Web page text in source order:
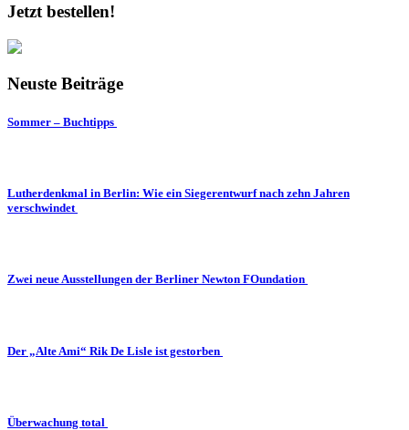
Jetzt bestellen!
Neuste Beiträge
Sommer – Buchtipps
Lutherdenkmal in Berlin: Wie ein Siegerentwurf nach zehn Jahren
verschwindet
Zwei neue Ausstellungen der Berliner Newton FOundation
Der „Alte Ami“ Rik De Lisle ist gestorben
Überwachung total